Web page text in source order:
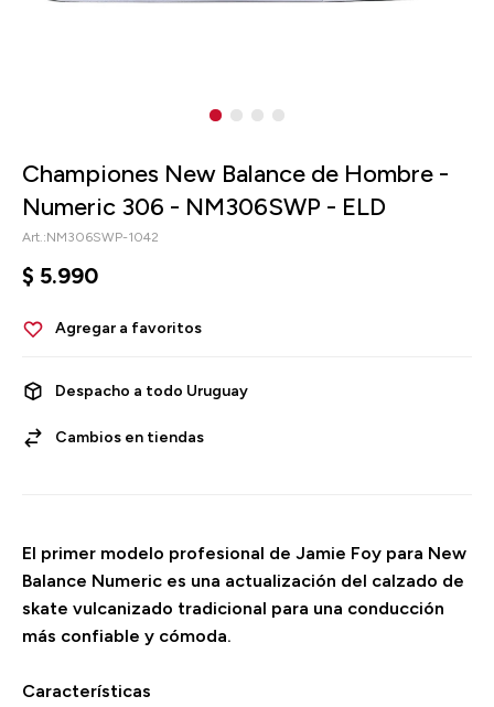
Championes New Balance de Hombre -
Numeric 306 - NM306SWP - ELD
NM306SWP-1042
$ 5.990
Despacho a todo Uruguay
Cambios en tiendas
El primer modelo profesional de Jamie Foy para New
Balance Numeric es una actualización del calzado de
skate vulcanizado tradicional para una conducción
más confiable y cómoda.
Características